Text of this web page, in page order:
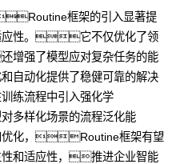
框架的引入显著提
应性。它不仅优化了领
强了模型应对复杂任务的能
自动化提供了稳健可靠的解决
流程中引入强化学
样化场景的流程泛化能
化，Routine框架有望
性和适应性，推进企业智能